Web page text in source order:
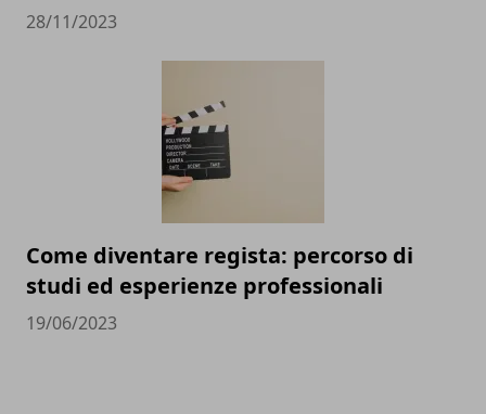
28/11/2023
Come diventare regista: percorso di
studi ed esperienze professionali
19/06/2023